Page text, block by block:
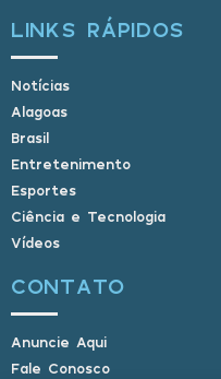
LINKS RÁPIDOS
Notícias
Alagoas
Brasil
Entretenimento
Esportes
Ciência e Tecnologia
Vídeos
CONTATO
Anuncie Aqui
Fale Conosco